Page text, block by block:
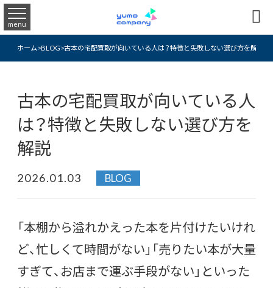
menu 
ホーム>BLOG>古本の宅配買取が向いている人は？特徴と失敗しない選び方を解説
古本の宅配買取が向いている人
は？特徴と失敗しない選び方を
解説
2026.01.03 BLOG
「本棚から溢れかえった本を片付けたいけれ
ど、忙しくて時間がない」「売りたい本が大量
すぎて、お店まで運ぶ手段がない」といった